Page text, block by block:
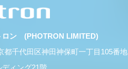
ロン (PHOTRON LIMITED)
都千代田区神田神保町一丁目105番地
ィング21階